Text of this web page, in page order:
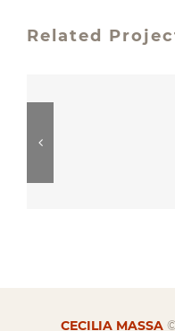
Related
CECILIA MASSA